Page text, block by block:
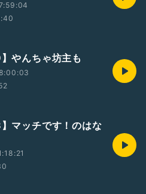
やんちゃ坊主も
マッチです！のはな